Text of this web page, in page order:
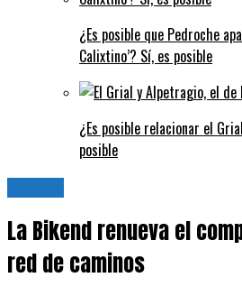
¿Es posible que Pedroche
Calixtino’? Sí, es posible
¿Es posible relacionar el
posible
La Bikend renueva el
red de caminos